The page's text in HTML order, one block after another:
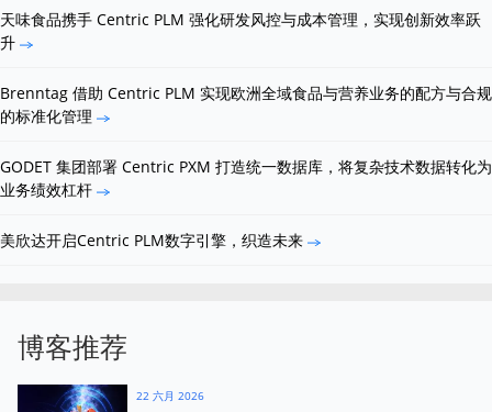
天味食品携手 Centric PLM 强化研发风控与成本管理，实现创新效率跃
升
Brenntag 借助 Centric PLM 实现欧洲全域食品与营养业务的配方与合规
的标准化管理
GODET 集团部署 Centric PXM 打造统一数据库，将复杂技术数据转化为
业务绩效杠杆
美欣达开启Centric PLM数字引擎，织造未来
博客推荐
22 六月 2026